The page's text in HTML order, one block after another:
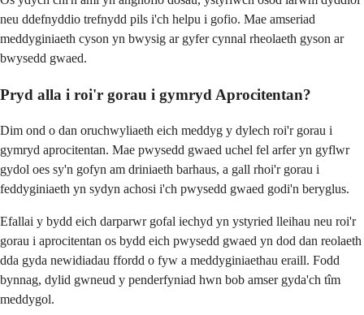
neu ddefnyddio trefnydd pils i'ch helpu i gofio. Mae amseriad
meddyginiaeth cyson yn bwysig ar gyfer cynnal rheolaeth gyson ar
bwysedd gwaed.
Pryd alla i roi'r gorau i gymryd Aprocitentan?
Dim ond o dan oruchwyliaeth eich meddyg y dylech roi'r gorau i
gymryd aprocitentan. Mae pwysedd gwaed uchel fel arfer yn gyflwr
gydol oes sy'n gofyn am driniaeth barhaus, a gall rhoi'r gorau i
feddyginiaeth yn sydyn achosi i'ch pwysedd gwaed godi'n beryglus.
Efallai y bydd eich darparwr gofal iechyd yn ystyried lleihau neu roi'r
gorau i aprocitentan os bydd eich pwysedd gwaed yn dod dan reolaeth
dda gyda newidiadau ffordd o fyw a meddyginiaethau eraill. Fodd
bynnag, dylid gwneud y penderfyniad hwn bob amser gyda'ch tîm
meddygol.